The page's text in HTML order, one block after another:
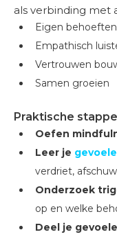
als verbinding met
Eigen
Empathisch
Vertrouwen
Samen groeien
Praktische
Oefen
Leer je
verdriet,
Onderzoek
op en welke
Deel je